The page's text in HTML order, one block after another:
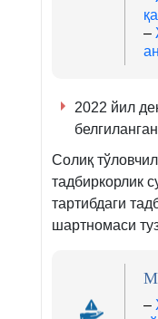
–
2022 йил
Солиқ
тадбиркорлик
тартибдаги
шартномаси
–